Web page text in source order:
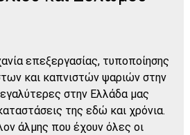
επεξεργασίας, τυποποίησης
και καπνιστών ψαριών στην
στην Ελλάδα μας
της εδώ και χρόνια.
άλμης που έχουν όλες οι